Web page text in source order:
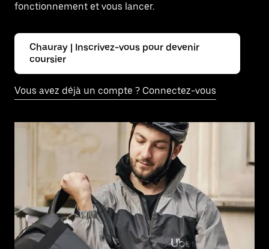
fonctionnement et vous lancer.
Chauray | Inscrivez-vous pour devenir
coursier
Vous avez déjà un compte ? Connectez-vous